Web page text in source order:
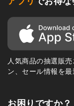
人気商品の抽選販
ン、セール情報を最
お困りですか？